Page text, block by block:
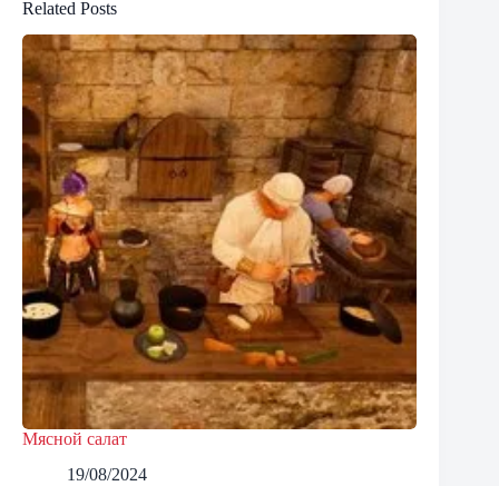
Related Posts
Мясной салат
19/08/2024